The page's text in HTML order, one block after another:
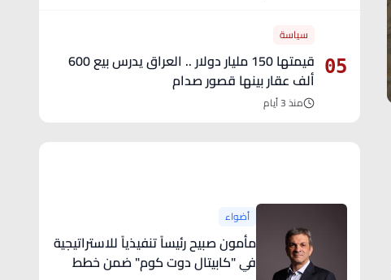
05
سياسة
قيمتها 150 مليار دولار .. العراق يدرس بيع 600
ألف عقار بينها قصور صدام
منذ 3 أيام
أضواء
مأمون صبيح رئيساً تنفيذياً للاستراتيجية
في "كابيتال دوت كوم" ضمن خطط